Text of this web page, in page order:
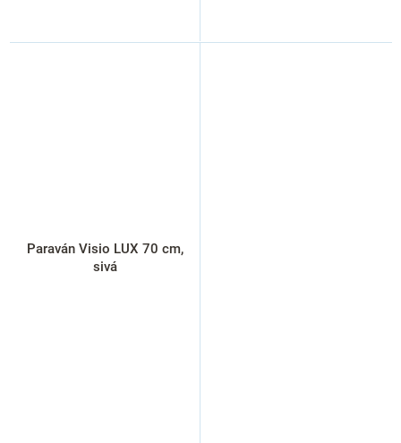
Paraván Visio LUX 70 cm,
sivá